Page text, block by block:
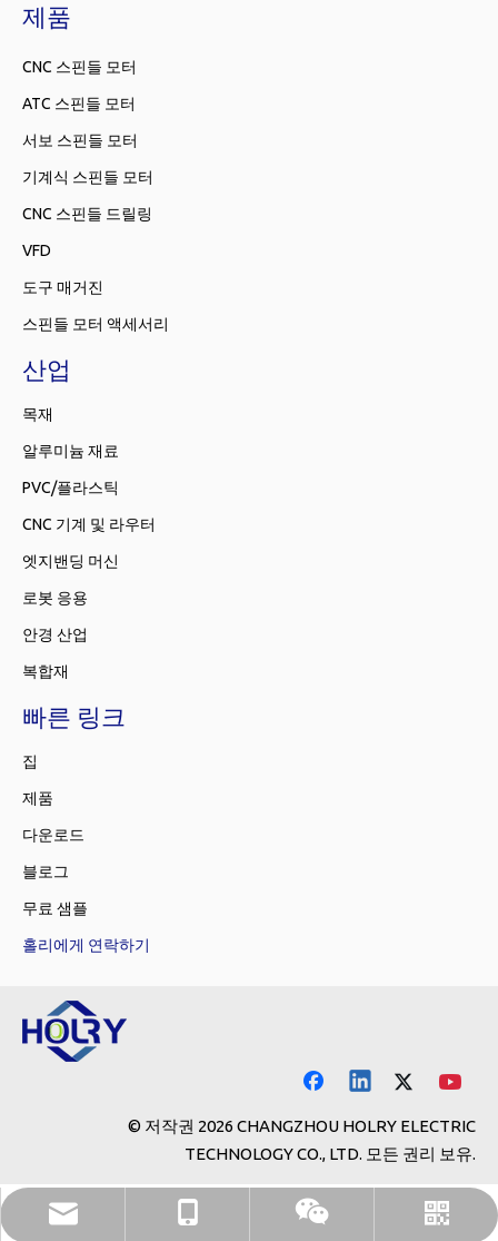
holry@holrymotor.com
+86-13646117381
제품
CNC 스핀들 모터
ATC 스핀들 모터
서보 스핀들 모터
기계식 스핀들 모터
CNC 스핀들 드릴링
VFD
도구 매거진
스핀들 모터 액세서리
산업
목재
알루미늄 재료
PVC/플라스틱
CNC 기계 및 라우터
엣지밴딩 머신
로봇 응용
안경 산업
복합재
빠른 링크
집
제품
다운로드
블로그
무료 샘플
홀리에게 연락하기
© 저작권 2026 CHANGZHOU HOLRY ELECTRIC
TECHNOLOGY CO., LTD. 모든 권리 보유.